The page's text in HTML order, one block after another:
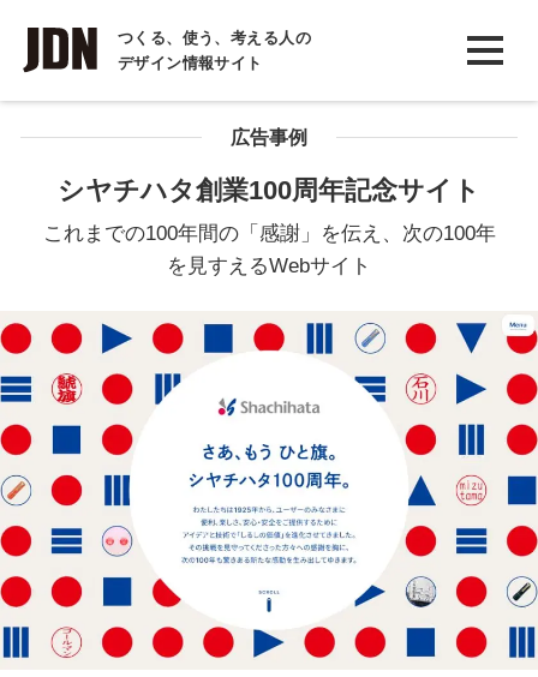
つくる、使う、考える人の
デザイン情報サイト
INTERVIEW
インタビュー
REPORT
COLUMN
広告事例
シヤチハタ創業100周年記念サイト
これまでの100年間の「感謝」を伝え、次の100年
を見すえるWebサイト